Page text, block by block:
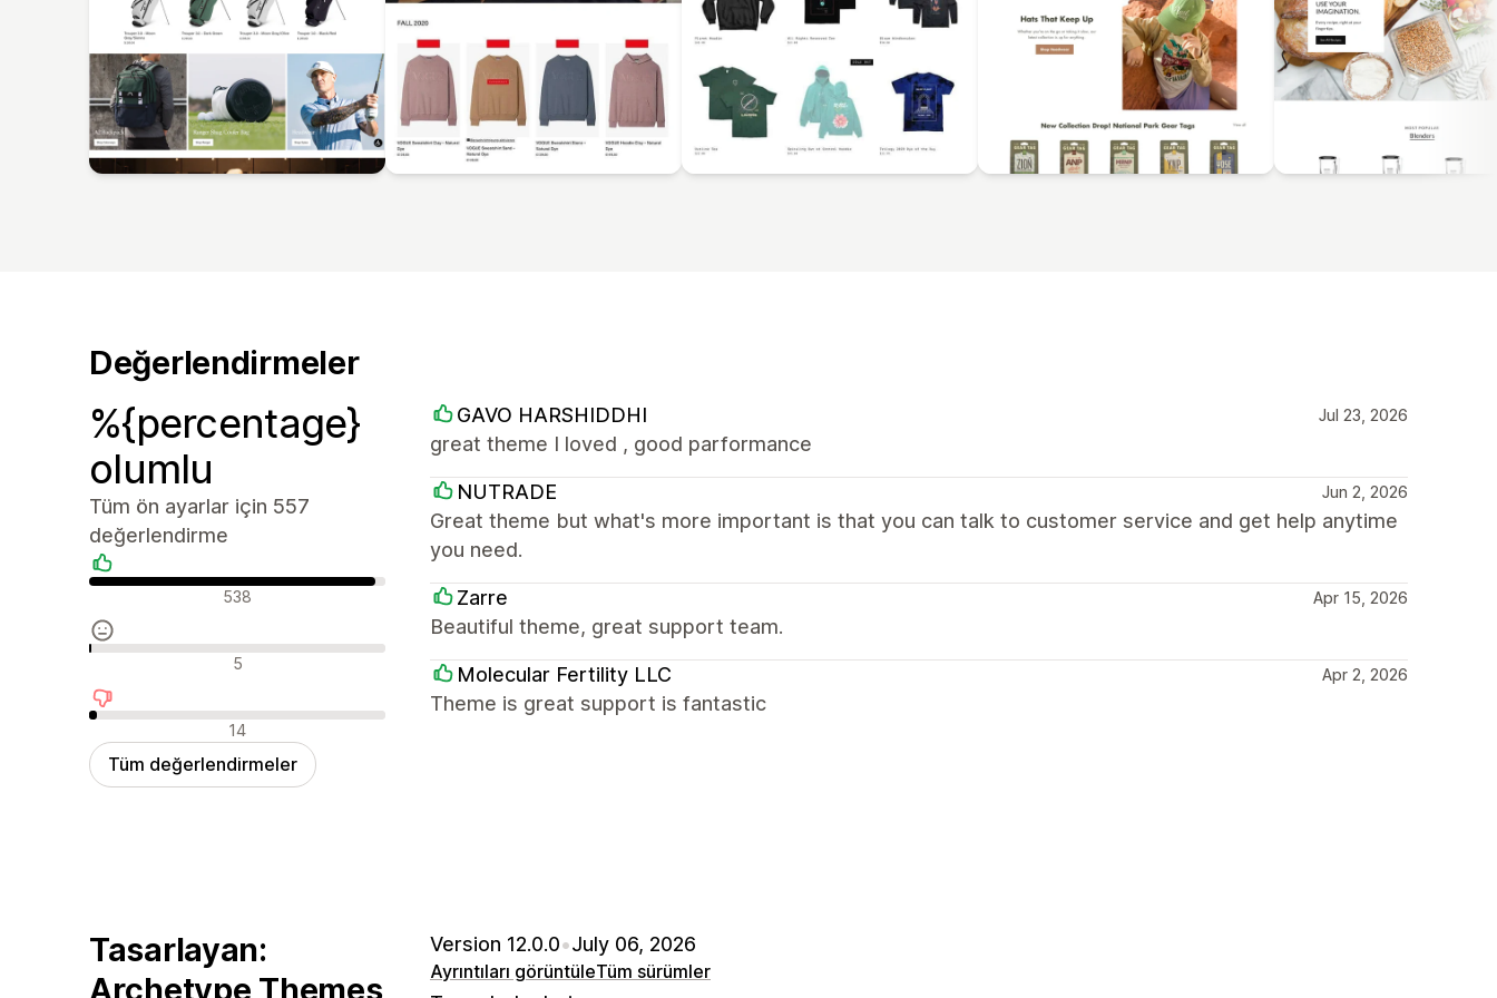
Değerlendirmeler
%{percentage}
olumlu
Tüm ön ayarlar için 557
değerlendirme
Olumlu değerlendirmeler
538
Nötr değerlendirmeler
5
Olumsuz değerlendirmeler
14
Tüm değerlendirmeler
GAVO HARSHIDDHI Jul 23, 2026
great theme I loved , good parformance
NUTRADE Jun 2, 2026
Great theme but what's more important is that you can talk to customer service and get help anytime
you need.
Zarre Apr 15, 2026
Beautiful theme, great support team.
Molecular Fertility LLC Apr 2, 2026
Theme is great support is fantastic
Tasarlayan:
Archetype Themes
Version 12.0.0•July 06, 2026
Ayrıntıları görüntüleTüm sürümler